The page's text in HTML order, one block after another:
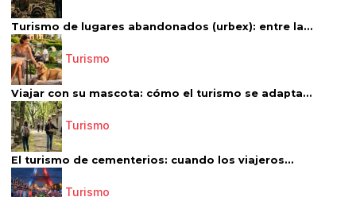
Turismo de lugares abandonados (urbex): entre la...
Turismo
Viajar con su mascota: cómo el turismo se adapta...
Turismo
El turismo de cementerios: cuando los viajeros...
Turismo